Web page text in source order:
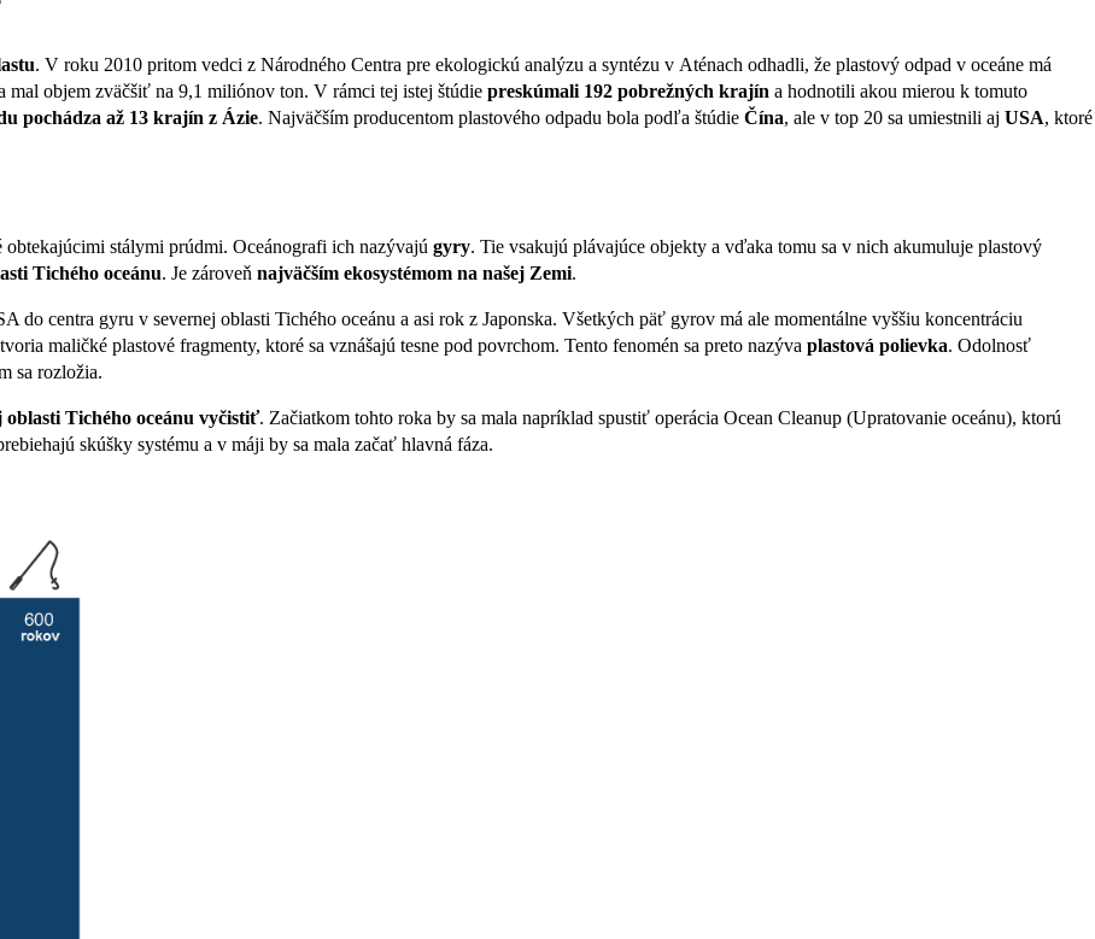
. V roku 2010 pritom vedci z Národného Centra pre ekologickú analýzu a syntézu v Aténach odhadli, že plastový odpad v oceáne má
objem zväčšiť na 9,1 miliónov ton. V rámci tej istej štúdie preskúmali 192 pobrežných krajín a hodnotili akou mierou k tomuto
pochádza až 13 krajín z Ázie. Najväčším producentom plastového odpadu bola podľa štúdie Čína, ale v top 20 sa umiestnili aj USA, ktoré
stálymi prúdmi. Oceánografi ich nazývajú gyry. Tie vsakujú plávajúce objekty a vďaka tomu sa v nich akumuluje plastový
Tichého oceánu. Je zároveň najväčším ekosystémom na našej Zemi.
do centra gyru v severnej oblasti Tichého oceánu a asi rok z Japonska. Všetkých päť gyrov má ale momentálne vyššiu koncentráciu
tvoria maličké plastové fragmenty, ktoré sa vznášajú tesne pod povrchom. Tento fenomén sa preto nazýva plastová polievka. Odolnosť
sa rozložia.
Tichého oceánu vyčistiť. Začiatkom tohto roka by sa mala napríklad spustiť operácia Ocean Cleanup (Upratovanie oceánu), ktorú
skúšky systému a v máji by sa mala začať hlavná fáza.